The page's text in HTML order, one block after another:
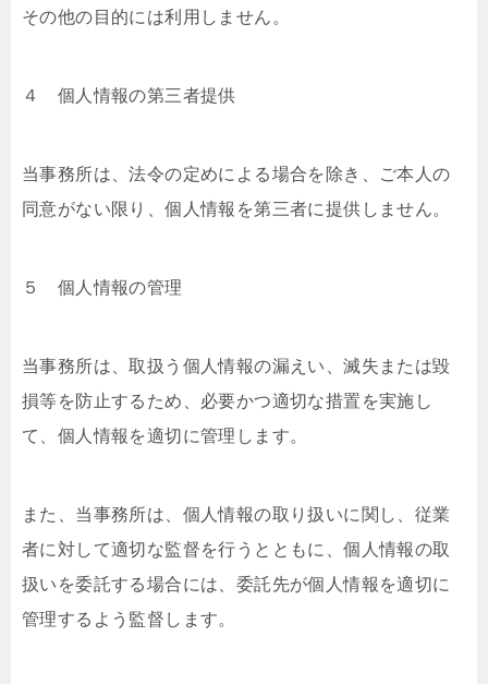
その他の⽬的には利⽤しません。
４ 個⼈情報の第三者提供
当事務所は、法令の定めによる場合を除き、ご本⼈の
同意がない限り、個⼈情報を第三者に提供しません。
５ 個⼈情報の管理
当事務所は、取扱う個⼈情報の漏えい、滅失または毀
損等を防⽌するため、必要かつ適切な措置を実施し
て、個⼈情報を適切に管理します。
また、当事務所は、個⼈情報の取り扱いに関し、従業
者に対して適切な監督を⾏うとともに、個⼈情報の取
扱いを委託する場合には、委託先が個⼈情報を適切に
管理するよう監督します。